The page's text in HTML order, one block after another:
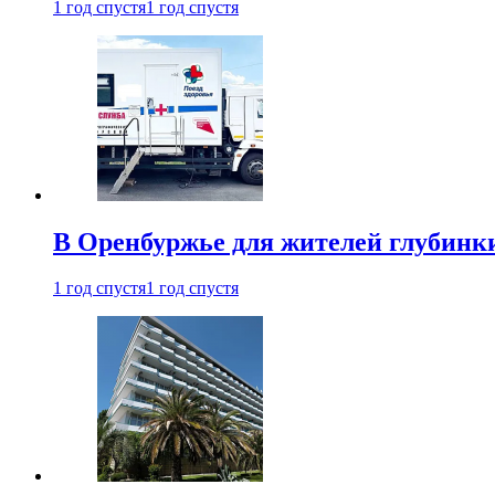
1 год спустя1 год спустя
В Оренбуржье для жителей
1 год спустя1 год спустя